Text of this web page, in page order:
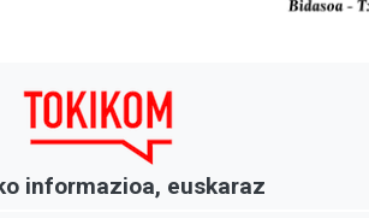
informazioa, euskaraz